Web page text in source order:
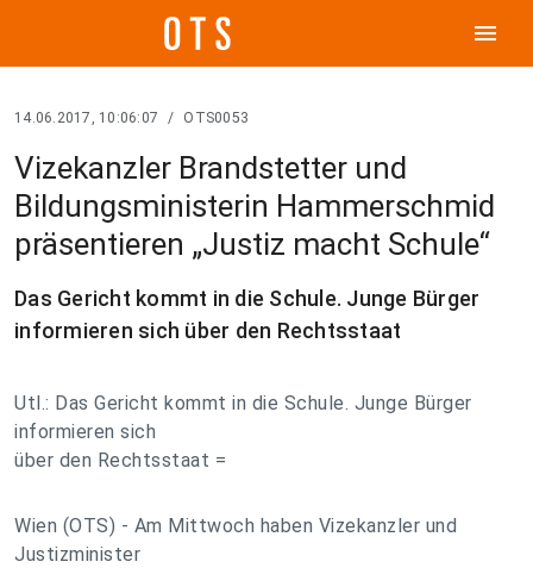
menu
14.06.2017, 10:06:07 / OTS0053
Vizekanzler Brandstetter und
Bildungsministerin Hammerschmid
präsentieren „Justiz macht Schule“
Das Gericht kommt in die Schule. Junge Bürger
informieren sich über den Rechtsstaat
Utl.: Das Gericht kommt in die Schule. Junge Bürger
informieren sich
über den Rechtsstaat =
Wien (OTS) - Am Mittwoch haben Vizekanzler und
Justizminister